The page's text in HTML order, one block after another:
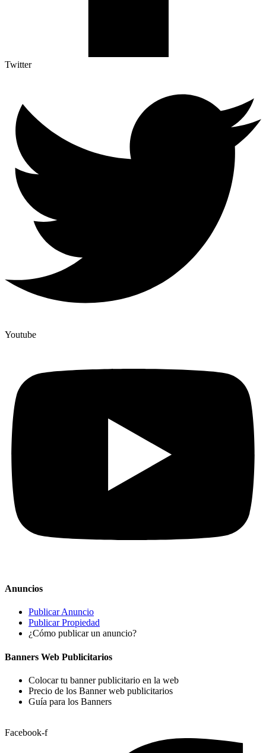
Twitter
Youtube
Anuncios
Publicar Anuncio
Publicar Propiedad
¿Cómo publicar un anuncio?
Banners Web Publicitarios
Colocar tu banner publicitario en la web
Precio de los Banner web publicitarios
Guía para los Banners
Facebook-f